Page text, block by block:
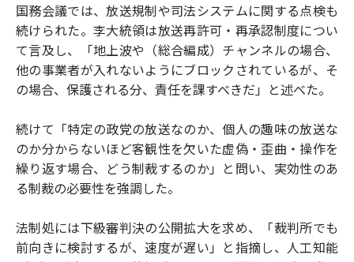
国務会議では、放送規制や司法システムに関する点検も
続けられた。李大統領は放送再許可・再承認制度につい
て言及し、「地上波や（総合編成）チャンネルの場合、
他の事業者が入れないようにブロックされているが、そ
の場合、保護される分、責任を課すべきだ」と述べた。
続けて「特定の政党の放送なのか、個人の趣味の放送な
のか分からないほど客観性を欠いた虚偽・歪曲・操作を
繰り返す場合、どう制裁するのか」と問い、実効性のあ
る制裁の必要性を強調した。
法制処には下級審判決の公開拡大を求め、「裁判所でも
前向きに検討するが、速度が遅い」と指摘し、人工知能